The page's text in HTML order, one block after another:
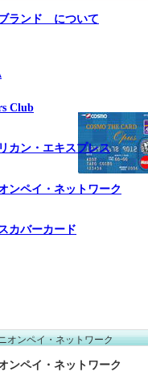
ランド について
Club
カン・エキスプレス
ンペイ・ネットワーク
カバーカード
ンペイ・ネットワーク
ンペイ・ネットワーク